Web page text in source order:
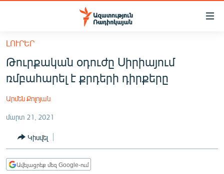
Մատչելիության
հիմնական
բովանդակությանը
Անցնել
հիմնական
մենյուին
ՀԱՅԱՍՏԱՆ
ՔԱՂԱՔԱԿԱՆ
ԸՆՏՐՈՒԹՅՈՒՆՆԵՐ 2026
ԻՐԱՎՈՒՆՔ
ՀԱՍԱՐԱԿՈՒԹՅՈՒՆ
ՏՆՏԵՍՈՒԹՅՈՒՆ
ԼՈՒՐԵՐ
Թուրքական օդուժը Սիրիայում
ռմբահարել է քրդերի դիրքերը
Արմեն Քոլոյան
մարտ 21, 2021
Կիսվել
Ավելացրեք մեզ Google-ում